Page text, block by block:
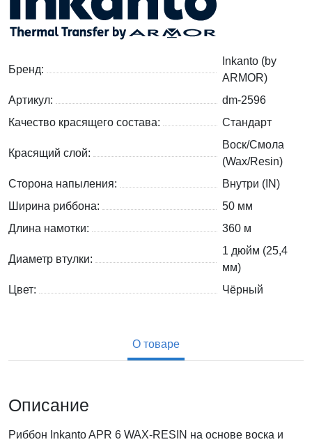
Бренд:
Inkanto (by
ARMOR)
Артикул:
dm-2596
Качество красящего состава:
Стандарт
Красящий слой:
Воск/Смола
(Wax/Resin)
Сторона напыления:
Внутри (IN)
Ширина риббона:
50 мм
Длина намотки:
360 м
Диаметр втулки:
1 дюйм (25,4
мм)
Цвет:
Чёрный
О товаре
Описание
Риббон Inkanto APR 6 WAX-RESIN на основе воска и